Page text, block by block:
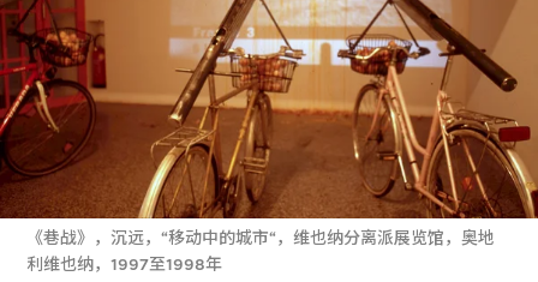
《巷战》，沉远，“移动中的城市“，维也纳分离派展览馆，奥地
利维也纳，1997至1998年